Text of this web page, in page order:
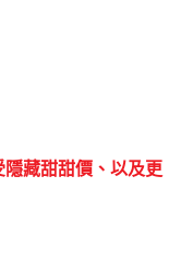
藏甜甜價、以及更